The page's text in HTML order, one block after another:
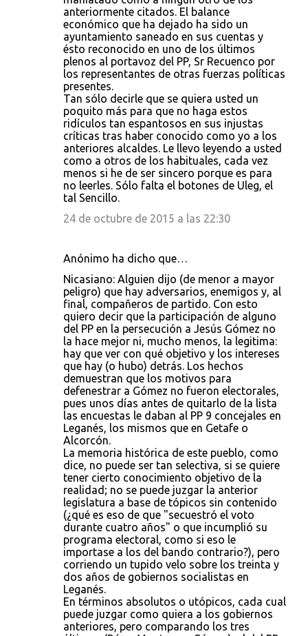
anteriormente citados. El balance
económico que ha dejado ha sido un
ayuntamiento saneado en sus cuentas y
ésto reconocido en uno de los últimos
plenos al portavoz del PP, Sr Recuenco por
los representantes de otras fuerzas políticas
presentes.
Tan sólo decirle que se quiera usted un
poquito más para que no haga estos
ridículos tan espantosos en sus injustas
críticas tras haber conocido como yo a los
anteriores alcaldes. Le llevo leyendo a usted
como a otros de los habituales, cada vez
menos si he de ser sincero porque es para
no leerles. Sólo falta el botones de Uleg, el
tal Sencillo.
24 de octubre de 2015 a las 22:30
Anónimo ha dicho que…
Nicasiano: Alguien dijo (de menor a mayor
peligro) que hay adversarios, enemigos y, al
final, compañeros de partido. Con esto
quiero decir que la participación de alguno
del PP en la persecución a Jesús Gómez no
la hace mejor ni, mucho menos, la legitima:
hay que ver con qué objetivo y los intereses
que hay (o hubo) detrás. Los hechos
demuestran que los motivos para
defenestrar a Gómez no fueron electorales,
pues unos días antes de quitarlo de la lista
las encuestas le daban al PP 9 concejales en
Leganés, los mismos que en Getafe o
Alcorcón.
La memoria histórica de este pueblo, como
dice, no puede ser tan selectiva, si se quiere
tener cierto conocimiento objetivo de la
realidad; no se puede juzgar la anterior
legislatura a base de tópicos sin contenido
(¿qué es eso de que "secuestró el voto
durante cuatro años" o que incumplió su
programa electoral, como si eso le
importase a los del bando contrario?), pero
corriendo un tupido velo sobre los treinta y
dos años de gobiernos socialistas en
Leganés.
En términos absolutos o utópicos, cada cual
puede juzgar como quiera a los gobiernos
anteriores, pero comparando los tres